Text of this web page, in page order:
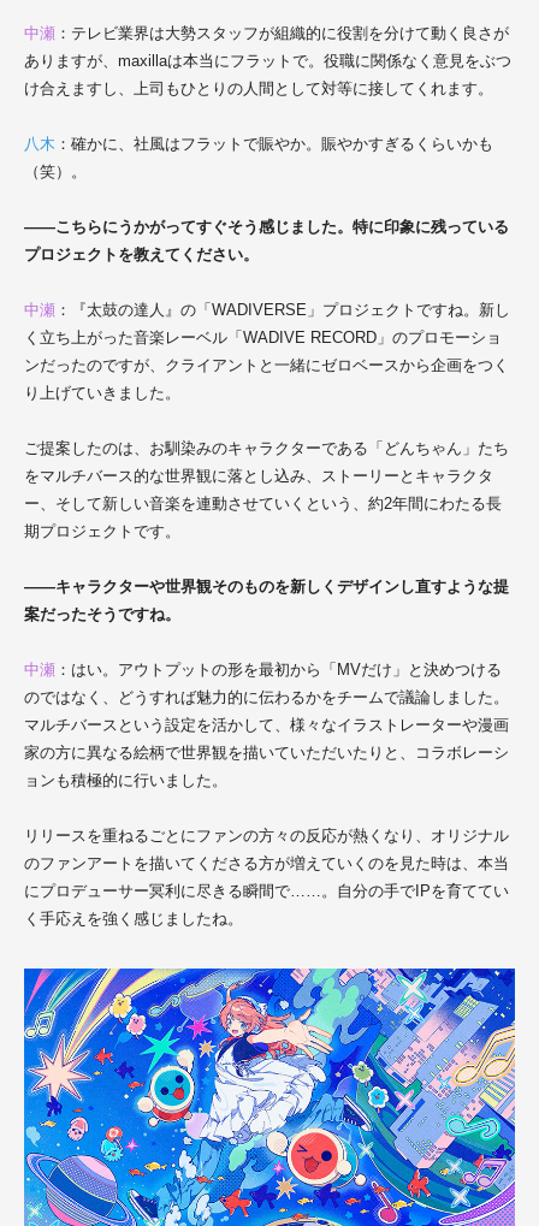
中瀬 ： テレビ業界は大勢スタッフが組織的に役割を分けて動く良さが
ありますが、maxillaは本当にフラットで。役職に関係なく意見をぶつ
け合えますし、上司もひとりの人間として対等に接してくれます。
八木 ：確かに、社風はフラットで賑やか。賑やかすぎるくらいかも
（笑）。
――こちらにうかがってすぐそう感じました。特に印象に残っている
プロジェクトを教えてください。
中瀬 ：『太鼓の達人』の「WADIVERSE」プロジェクトですね。新し
く立ち上がった音楽レーベル「WADIVE RECORD」のプロモーショ
ンだったのですが、クライアントと一緒にゼロベースから企画をつく
り上げていきました。
ご提案したのは、お馴染みのキャラクターである「どんちゃん」たち
をマルチバース的な世界観に落とし込み、ストーリーとキャラクタ
ー、そして新しい音楽を連動させていくという、約2年間にわたる長
期プロジェクトです。
――キャラクターや世界観そのものを新しくデザインし直すような提
案だったそうですね。
中瀬 ：はい。アウトプットの形を最初から「MVだけ」と決めつける
のではなく、どうすれば魅力的に伝わるかをチームで議論しました。
マルチバースという設定を活かして、様々なイラストレーターや漫画
家の方に異なる絵柄で世界観を描いていただいたりと、コラボレーシ
ョンも積極的に行いました。
リリースを重ねるごとにファンの方々の反応が熱くなり、オリジナル
のファンアートを描いてくださる方が増えていくのを見た時は、本当
にプロデューサー冥利に尽きる瞬間で……。自分の手でIPを育ててい
く手応えを強く感じましたね。